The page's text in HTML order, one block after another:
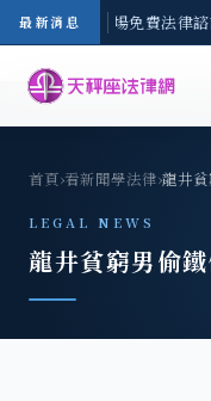
最新消息
區-8/3(一) 現場免費法律
首頁›看新聞學法律›龍井
LEGAL NEWS
龍井貧窮男偷